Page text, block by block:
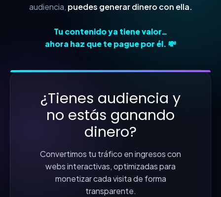
audiencia, puedes generar dinero con ella.
Tu contenido ya tiene valor…
ahora haz que te pague por él. 💸
¿Tienes audiencia y
no estás ganando
dinero?
Convertimos tu tráfico en ingresos con
webs interactivas, optimizadas para
monetizar cada visita de forma
transparente.